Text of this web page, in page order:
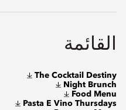
القائمة
The Cocktail Destiny
Night Brunch
Food Menu
Pasta E Vino Thursdays